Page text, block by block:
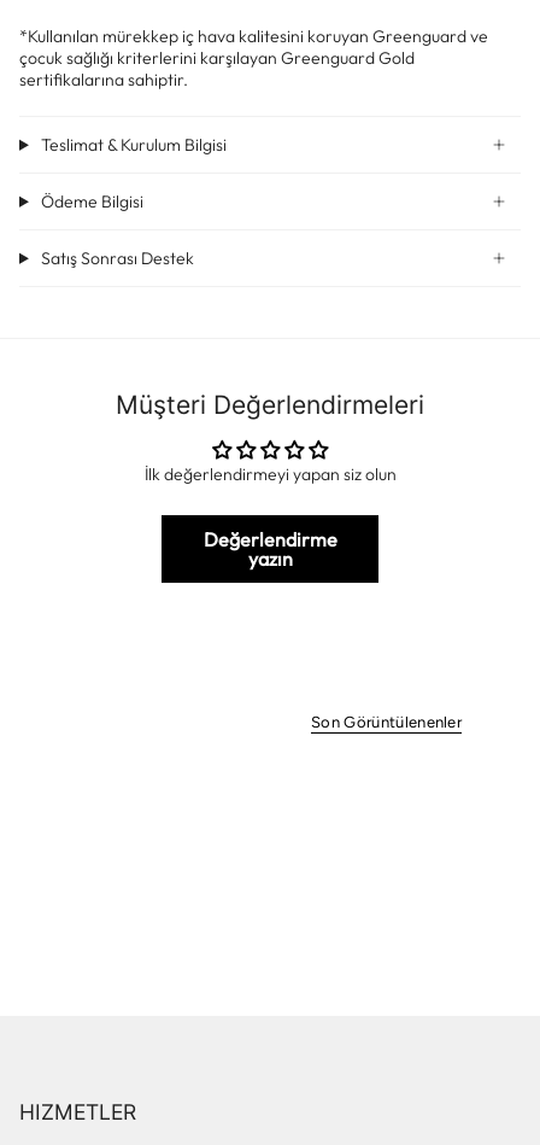
*Kullanılan mürekkep iç hava kalitesini koruyan Greenguard ve
çocuk sağlığı kriterlerini karşılayan Greenguard Gold
sertifikalarına sahiptir.
Teslimat & Kurulum Bilgisi
Ödeme Bilgisi
Satış Sonrası Destek
Müşteri Değerlendirmeleri
İlk değerlendirmeyi yapan siz olun
Değerlendirme
yazın
Son Görüntülenenler
HIZMETLER